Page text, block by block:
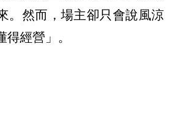
。然而，場主卻只會說風涼
經營」。